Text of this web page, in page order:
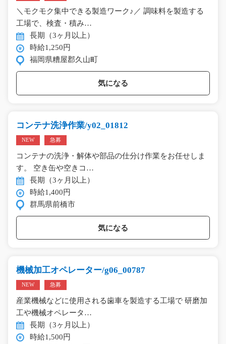
＼モクモク集中できる製造ワーク♪／ 調味料を製造する
工場で、検査・積み…
長期（3ヶ月以上）
時給1,250円
福岡県糟屋郡久山町
気になる
コンテナ洗浄作業/y02_01812
NEW 急募
コンテナの洗浄・解体や部品の仕分け作業をお任せしま
す。 空き缶や空きコ…
長期（3ヶ月以上）
時給1,400円
群馬県前橋市
気になる
機械加工オペレーター/g06_00787
NEW 急募
産業機械などに使用される歯車を製造する工場で 研磨加
工や機械オペレータ…
長期（3ヶ月以上）
時給1,500円